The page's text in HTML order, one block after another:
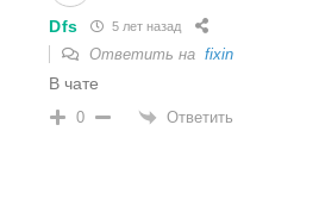
Dfs 5 лет назад
Ответить на fixin
В чате
0 Ответить